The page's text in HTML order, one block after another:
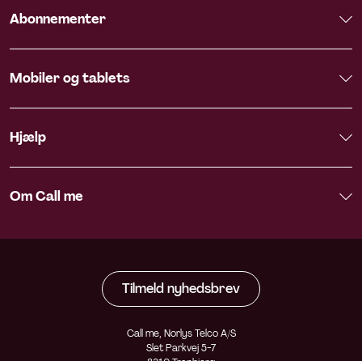
Abonnementer
Mobiler og tablets
Hjælp
Om Call me
Tilmeld nyhedsbrev
Call me, Norlys Telco A/S
Slet Parkvej 5-7